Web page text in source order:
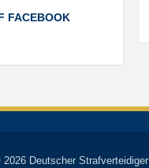
FACEBOOK
Deutscher